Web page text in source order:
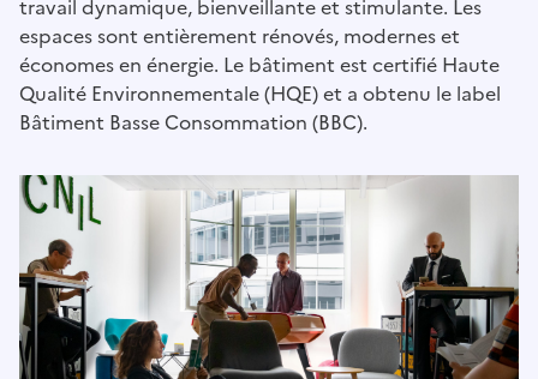
travail dynamique, bienveillante et stimulante. Les
espaces sont entièrement rénovés, modernes et
économes en énergie. Le bâtiment est certifié Haute
Qualité Environnementale (HQE) et a obtenu le label
Bâtiment Basse Consommation (BBC).